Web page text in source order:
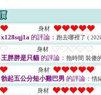
身材
x128sqj1a 的評論： 跑去哪裡了 (
身材
王胖胖是只貓 的評論： 拖時間 裝傻
身材
勃起五公分短小雞巴男 的評論：情
身材